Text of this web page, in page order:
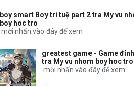
boy smart Boy trí tuệ part 2 tra My vu
boy hoc tro
mời nhấn vào đây để xem
greatest game - Game
tra My vu nhom boy hoc tro
mời nhấn vào đây để xem